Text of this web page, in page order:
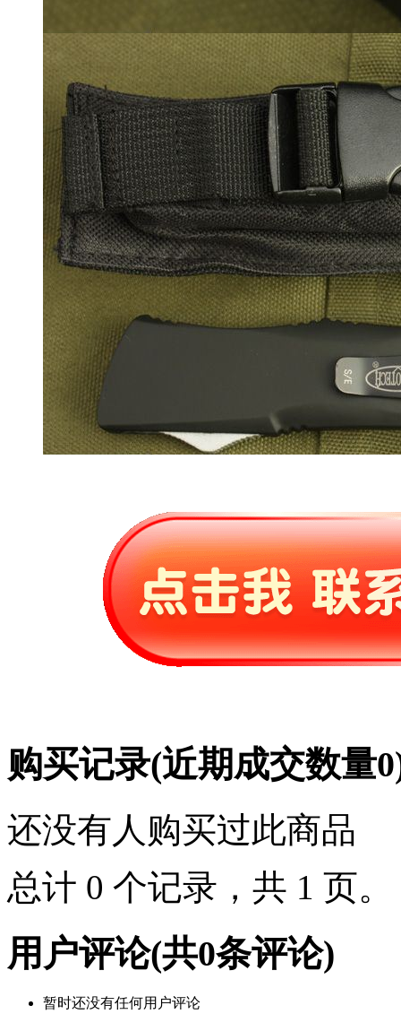
购买记录(近期成交数量0
还没有人购买过此商品
总计 0 个记录，共 1 页。
用户评论(共0条评论)
暂时还没有任何用户评论